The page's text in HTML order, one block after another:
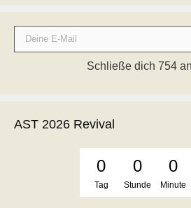
Deine E-Mail
Schließe dich 754
AST 2026 Revival
0
Tag
0
Stunde
0
Minute